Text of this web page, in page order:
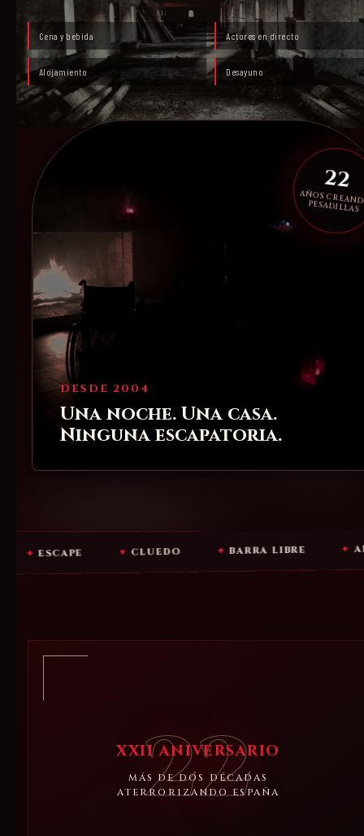
Cena y bebida Actores en directo
Alojamiento Desayuno
22
AÑOS
PESADILLAS
DESDE 2004
Una noche. Una casa.
Ninguna escapatoria.
✦CLUEDO ✦BARRA LIBRE ✦
22
XXII ANIVERSARIO
MÁS DE DOS DÉCADAS
ATERRORIZANDO ESPAÑA